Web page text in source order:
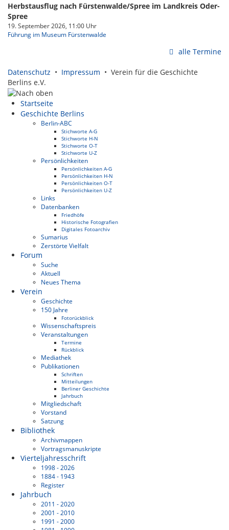
Herbstausflug nach Fürstenwalde/Spree im Landkreis Oder-
Spree
19. September 2026, 11:00 Uhr
Führung im Museum Fürstenwalde
alle Termine
Datenschutz • Impressum • Verein für die Geschichte
Berlins e.V.
Startseite
Geschichte Berlins
Berlin-ABC
Stichworte A-G
Stichworte H-N
Stichworte O-T
Stichworte U-Z
Persönlichkeiten
Persönlichkeiten A-G
Persönlichkeiten H-N
Persönlichkeiten O-T
Persönlichkeiten U-Z
Links
Datenbanken
Friedhöfe
Historische Fotografien
Digitales Fotoarchiv
Sumarius
Zerstörte Vielfalt
Forum
Suche
Aktuell
Neues Thema
Verein
Geschichte
150 Jahre
Fotorückblick
Wissenschaftspreis
Veranstaltungen
Termine
Rückblick
Mediathek
Publikationen
Schriften
Mitteilungen
Berliner Geschichte
Jahrbuch
Mitgliedschaft
Vorstand
Satzung
Bibliothek
Archivmappen
Vortragsmanuskripte
Vierteljahresschrift
1998 - 2026
1884 - 1943
Register
Jahrbuch
2011 - 2020
2001 - 2010
1991 - 2000